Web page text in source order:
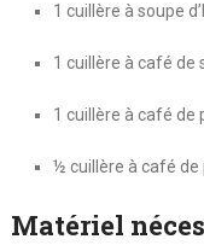
1 cuillère à soupe
1 cuillère à café de
1 cuillère à café de
½ cuillère à café de
Matériel